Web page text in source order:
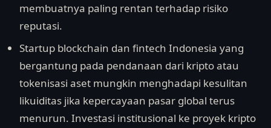
membuatnya paling rentan terhadap risiko
reputasi.
Startup blockchain dan fintech Indonesia yang
bergantung pada pendanaan dari kripto atau
tokenisasi aset mungkin menghadapi kesulitan
likuiditas jika kepercayaan pasar global terus
menurun. Investasi institusional ke proyek kripto